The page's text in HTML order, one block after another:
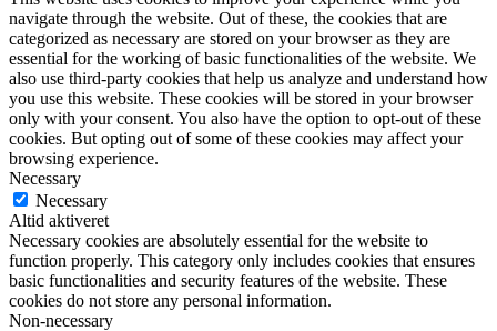
navigate through the website. Out of these, the cookies that are
categorized as necessary are stored on your browser as they are
essential for the working of basic functionalities of the website. We
also use third-party cookies that help us analyze and understand how
you use this website. These cookies will be stored in your browser
only with your consent. You also have the option to opt-out of these
cookies. But opting out of some of these cookies may affect your
browsing experience.
Necessary
Necessary
Altid aktiveret
Necessary cookies are absolutely essential for the website to
function properly. This category only includes cookies that ensures
basic functionalities and security features of the website. These
cookies do not store any personal information.
Non-necessary